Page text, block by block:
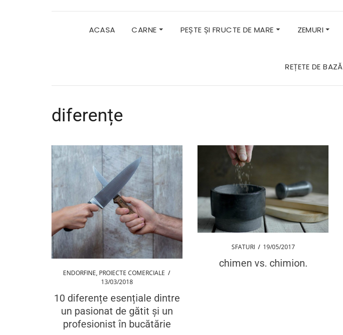
ACASA CARNE PEȘTE ȘI FRUCTE DE MARE ZEMURI
REȚETE DE BAZĂ
diferențe
ENDORFINE, PROIECTE COMERCIALE /
13/03/2018
10 diferențe esențiale dintre
un pasionat de gătit și un
profesionist în bucătărie
SFATURI / 19/05/2017
chimen vs. chimion.